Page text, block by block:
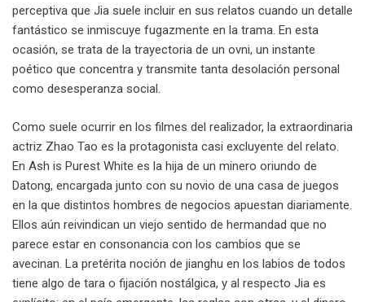
perceptiva que Jia suele incluir en sus relatos cuando un detalle
fantástico se inmiscuye fugazmente en la trama. En esta
ocasión, se trata de la trayectoria de un ovni, un instante
poético que concentra y transmite tanta desolación personal
como desesperanza social.
Como suele ocurrir en los filmes del realizador, la extraordinaria
actriz Zhao Tao es la protagonista casi excluyente del relato.
En Ash is Purest White es la hija de un minero oriundo de
Datong, encargada junto con su novio de una casa de juegos
en la que distintos hombres de negocios apuestan diariamente.
Ellos aún reivindican un viejo sentido de hermandad que no
parece estar en consonancia con los cambios que se
avecinan. La pretérita noción de jianghu en los labios de todos
tiene algo de tara o fijación nostálgica, y al respecto Jia es